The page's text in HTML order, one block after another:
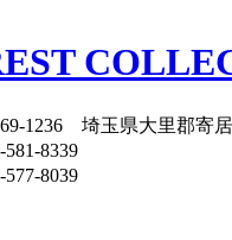
1236 埼玉県大里郡寄
581-8339
8039